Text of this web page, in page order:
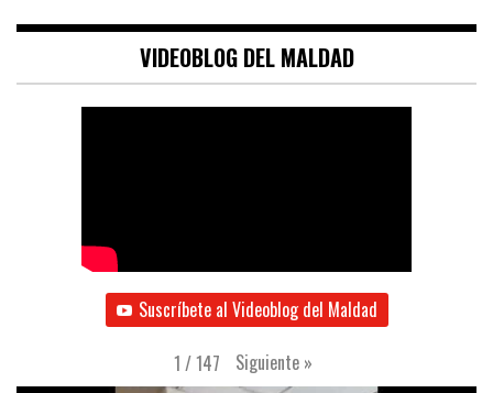
VIDEOBLOG DEL MALDAD
Suscríbete al Videoblog del Maldad
1 /147 Siguiente »